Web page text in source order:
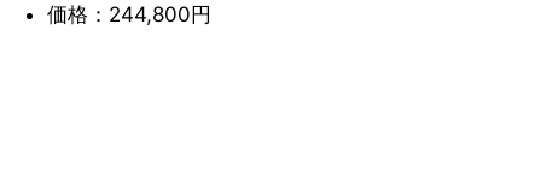
価格：244,800円